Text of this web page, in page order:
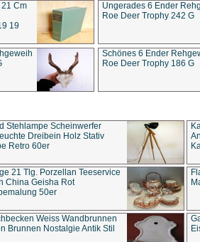
Cm
19
Ungerades 6 Ender
Roe Deer Trophy 242 G
Schönes 6 Ender
Roe Deer Trophy 186 G
Stehlampe Scheinwerfer
Dreibein Holz Stativ
Retro 60er
21 Tlg. Porzellan Teeservice
China Geisha Rot
50er
Weiss Wandbrunnen
Brunnen Nostalgie Antik Stil